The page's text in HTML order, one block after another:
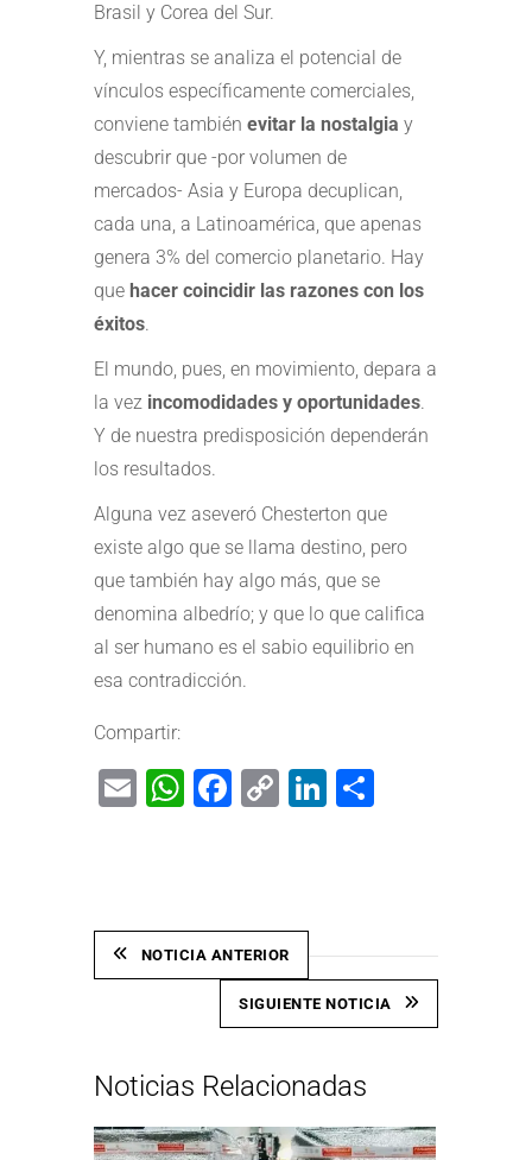
Brasil y Corea del Sur.
Y, mientras se analiza el potencial de
vínculos específicamente comerciales,
conviene también evitar la nostalgia y
descubrir que -por volumen de
mercados- Asia y Europa decuplican,
cada una, a Latinoamérica, que apenas
genera 3% del comercio planetario. Hay
que hacer coincidir las razones con los
éxitos.
El mundo, pues, en movimiento, depara a
la vez incomodidades y oportunidades.
Y de nuestra predisposición dependerán
los resultados.
Alguna vez aseveró Chesterton que
existe algo que se llama destino, pero
que también hay algo más, que se
denomina albedrío; y que lo que califica
al ser humano es el sabio equilibrio en
esa contradicción.
Compartir:
EmailWhatsApp
Facebook
CopyLinkedIn
NOTICIA ANTERIOR
SIGUIENTE NOTICIA
Noticias Relacionadas